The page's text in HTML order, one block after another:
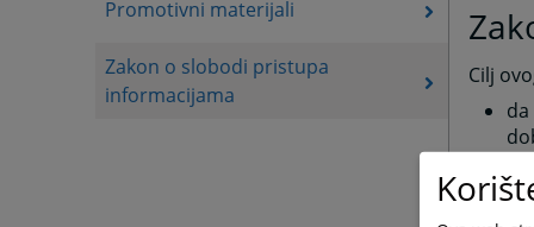
Promotivni materijali
Zakon o slobodi pristupa
informacijama
Cilj
da